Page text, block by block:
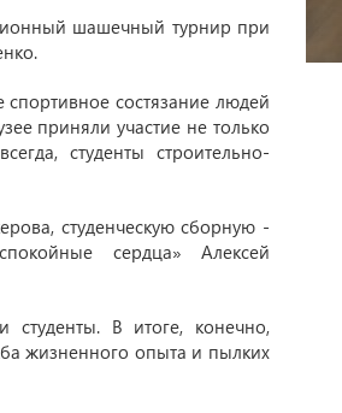
шашечный турнир при
спортивное состязание людей
приняли участие не только
студенты строительно-
студенческую сборную -
сердца» Алексей
В итоге, конечно,
жизненного опыта и пылких